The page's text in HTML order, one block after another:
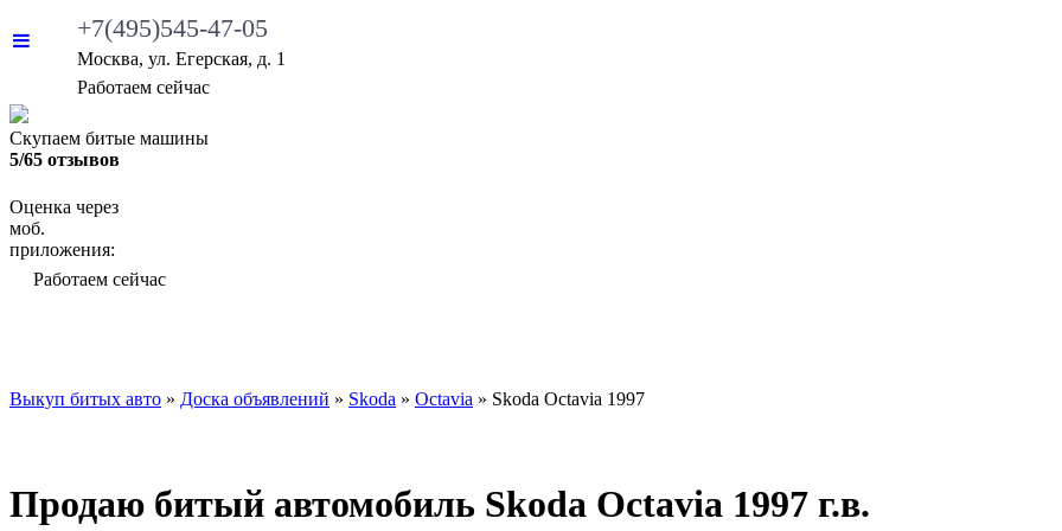
+7(495)545-47-05
Москва, ул. Егерская, д. 1
Работаем сейчас
Скупаем битые машины
5/65 отзывов
Оценка через
моб.
приложения:
Работаем сейчас
Выкуп битых авто » Доска объявлений » Skoda » Octavia » Skoda Octavia 1997
Продаю битый автомобиль Skoda Octavia 1997 г.в.